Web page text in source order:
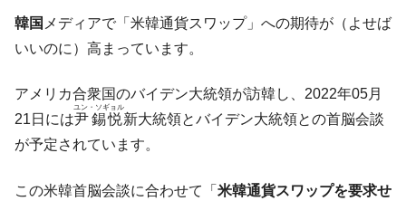
ても」⇒ 257万人赦免したのに60万人がまた延滞者に転
兵器「K10」が改良に乗り出す。
『Money1』
韓国「2026年07月の輸出入」絶好調。半導
体だけで410億ドル、輸出全体の41％もある
や、若者に起業させよう」⇒ どんな雇用対策だソレ。
韓国 メディアで「米韓通貨スワップ」への期待が（よせば
いいのに）高まっています。
アメリカ合衆国のバイデン大統領が訪韓し、2022年05月
21日には尹錫悦
ユン・ソギョル
新大統領とバイデン大統領との首脳会談
が予定されています。
この米韓首脳会談に合わせて「 米韓通貨スワップを要求せ